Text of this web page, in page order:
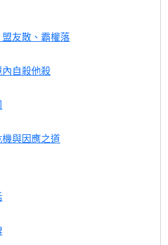
友散、霸權落
自殺他殺
與因應之道